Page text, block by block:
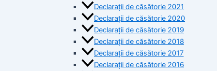
Declarații de căsătorie 2021
Declarații de căsătorie 2020
Declarații de căsătorie 2019
Declarații de căsătorie 2018
Declarații de căsătorie 2017
Declarații de căsătorie 2016